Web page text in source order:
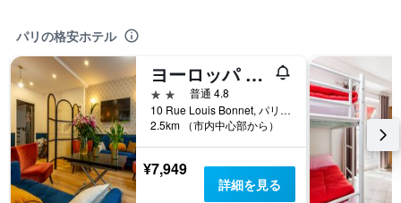
パリの格安ホテル
ヨーロッパ BLV パリ
2つ星
普通 4.8
10 Rue Louis Bonnet, パリ, フランス
2.5km （市内中心部から）
¥7,949
詳細を見る